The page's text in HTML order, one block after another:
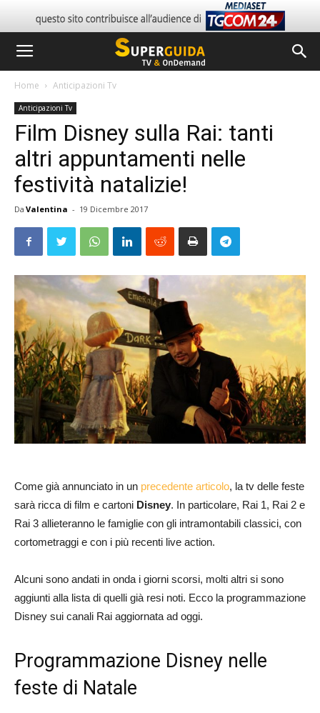
Home Anticipazioni Tv
Anticipazioni Tv
Film Disney sulla Rai: tanti
altri appuntamenti nelle
festività natalizie!
Da Valentina - 19 Dicembre 2017
Come già annunciato in un precedente articolo, la tv delle feste
sarà ricca di film e cartoni Disney. In particolare, Rai 1, Rai 2 e
Rai 3 allieteranno le famiglie con gli intramontabili classici, con
cortometraggi e con i più recenti live action.
Alcuni sono andati in onda i giorni scorsi, molti altri si sono
aggiunti alla lista di quelli già resi noti. Ecco la programmazione
Disney sui canali Rai aggiornata ad oggi.
Programmazione Disney nelle
feste di Natale